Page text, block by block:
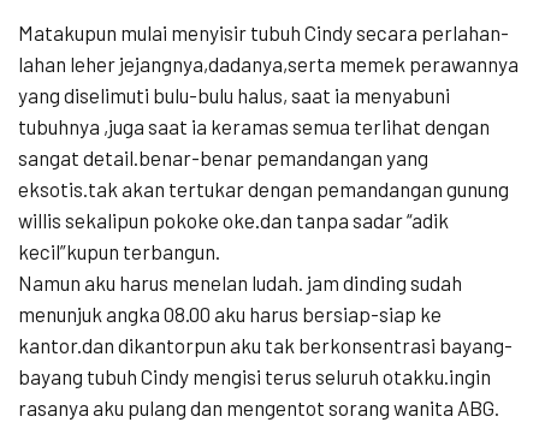
Matakupun mulai menyisir tubuh Cindy secara perlahan-
lahan leher jejangnya,dadanya,serta memek perawannya
yang diselimuti bulu-bulu halus, saat ia menyabuni
tubuhnya ,juga saat ia keramas semua terlihat dengan
sangat detail.benar-benar pemandangan yang
eksotis.tak akan tertukar dengan pemandangan gunung
willis sekalipun pokoke oke.dan tanpa sadar “adik
kecil”kupun terbangun.
Namun aku harus menelan ludah. jam dinding sudah
menunjuk angka 08.00 aku harus bersiap-siap ke
kantor.dan dikantorpun aku tak berkonsentrasi bayang-
bayang tubuh Cindy mengisi terus seluruh otakku.ingin
rasanya aku pulang dan mengentot sorang wanita ABG.